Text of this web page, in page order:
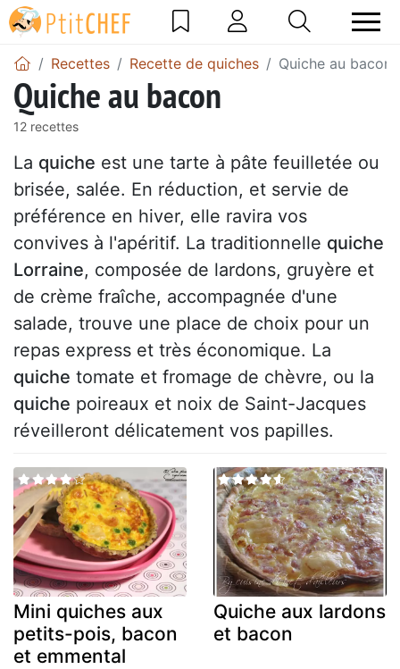
Recettes Recette de quiches Quiche au bacon
Quiche au bacon
12 recettes
La quiche est une tarte à pâte feuilletée ou
brisée, salée. En réduction, et servie de
préférence en hiver, elle ravira vos
convives à l'apéritif. La traditionnelle quiche
Lorraine, composée de lardons, gruyère et
de crème fraîche, accompagnée d'une
salade, trouve une place de choix pour un
repas express et très économique. La
quiche tomate et fromage de chèvre, ou la
quiche poireaux et noix de Saint-Jacques
réveilleront délicatement vos papilles.
Mini quiches aux
petits-pois, bacon
et emmental
Quiche aux lardons
et bacon